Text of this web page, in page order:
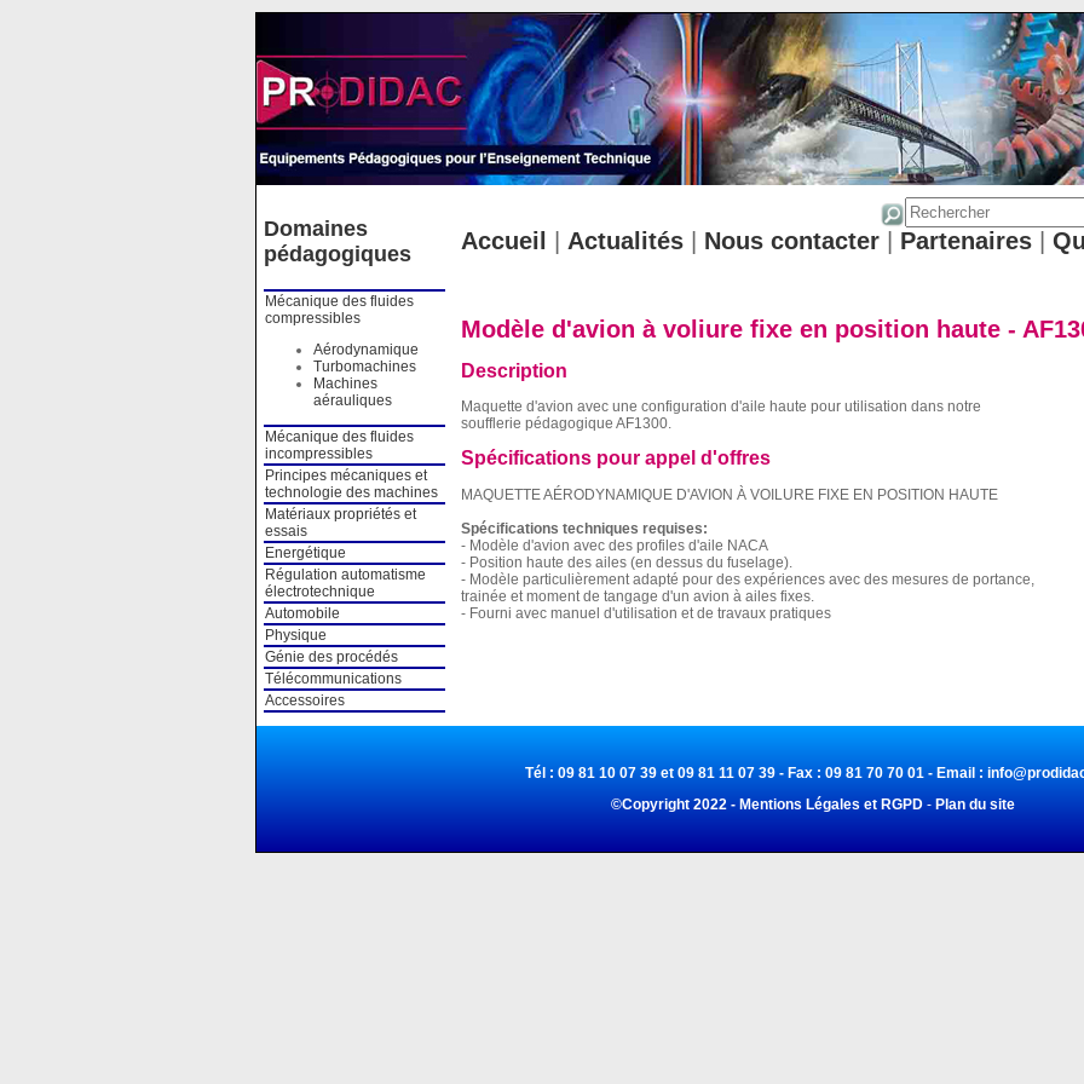
Domaines
pédagogiques
Mécanique des fluides
compressibles
Aérodynamique
Turbomachines
Machines
aérauliques
Mécanique des fluides
incompressibles
Principes mécaniques et
technologie des machines
Matériaux propriétés et
essais
Energétique
Régulation automatisme
électrotechnique
Automobile
Physique
Génie des procédés
Télécommunications
Accessoires
Accueil Actualités| Nous contacter| Partenaires|
Modèle d'avion à voliure fixe en position haute -
Description
Maquette d'avion avec une configuration d'aile haute pour utilisation dans notre
soufflerie pédagogique AF1300.
Spécifications pour appel d'offres
MAQUETTE AÉRODYNAMIQUE D'AVION À VOILURE FIXE EN POSITION HAUTE
Spécifications techniques requises:
- Modèle d'avion avec des profiles d'aile NACA
- Position haute des ailes (en dessus du fuselage).
- Modèle particulièrement adapté pour des expériences avec des mesures de portance,
trainée et moment de tangage d'un avion à ailes fixes.
- Fourni avec manuel d'utilisation et de travaux pratiques
Tél : 09 81 10 07 39 et 09 81 11 07 39 - Fax : 09 81 70 70 01 - Email :
©Copyright 2022 - Mentions Légales et RGPD - Plan du site